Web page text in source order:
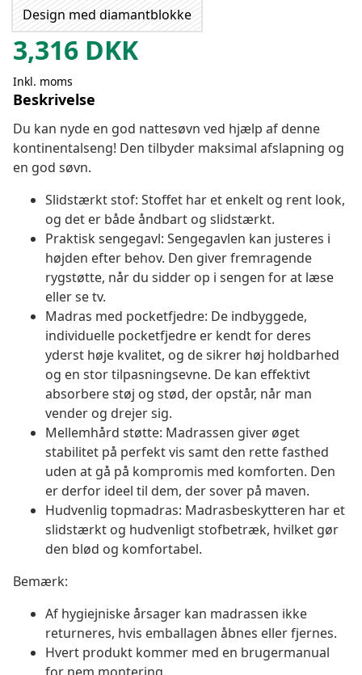
Design med diamantblokke
3,316 DKK
Inkl. moms
Beskrivelse
Du kan nyde en god nattesøvn ved hjælp af denne
kontinentalseng! Den tilbyder maksimal afslapning og
en god søvn.
Slidstærkt stof: Stoffet har et enkelt og rent look,
og det er både åndbart og slidstærkt.
Praktisk sengegavl: Sengegavlen kan justeres i
højden efter behov. Den giver fremragende
rygstøtte, når du sidder op i sengen for at læse
eller se tv.
Madras med pocketfjedre: De indbyggede,
individuelle pocketfjedre er kendt for deres
yderst høje kvalitet, og de sikrer høj holdbarhed
og en stor tilpasningsevne. De kan effektivt
absorbere støj og stød, der opstår, når man
vender og drejer sig.
Mellemhård støtte: Madrassen giver øget
stabilitet på perfekt vis samt den rette fasthed
uden at gå på kompromis med komforten. Den
er derfor ideel til dem, der sover på maven.
Hudvenlig topmadras: Madrasbeskytteren har et
slidstærkt og hudvenligt stofbetræk, hvilket gør
den blød og komfortabel.
Bemærk:
Af hygiejniske årsager kan madrassen ikke
returneres, hvis emballagen åbnes eller fjernes.
Hvert produkt kommer med en brugermanual